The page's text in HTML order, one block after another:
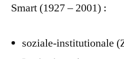
Smart (1927 – 2001) :
soziale-institutionale